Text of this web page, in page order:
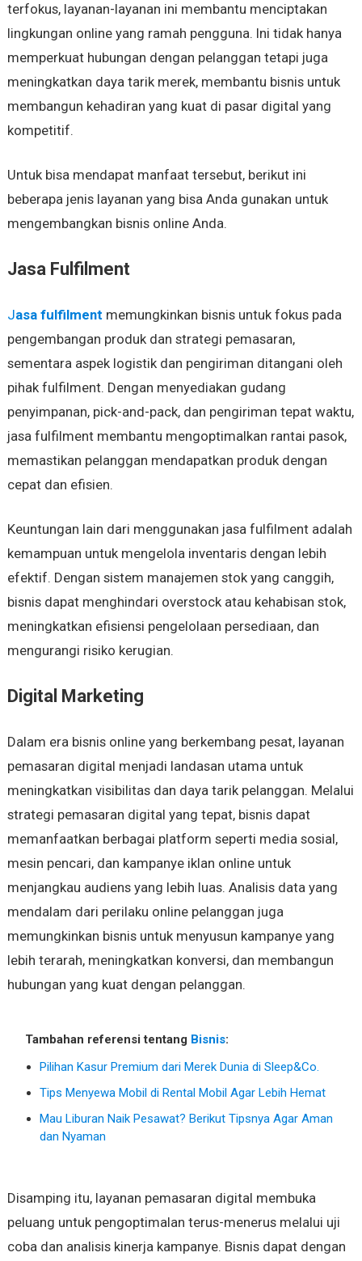
terfokus, layanan-layanan ini membantu menciptakan
lingkungan online yang ramah pengguna. Ini tidak hanya
memperkuat hubungan dengan pelanggan tetapi juga
meningkatkan daya tarik merek, membantu bisnis untuk
membangun kehadiran yang kuat di pasar digital yang
kompetitif.
Untuk bisa mendapat manfaat tersebut, berikut ini
beberapa jenis layanan yang bisa Anda gunakan untuk
mengembangkan bisnis online Anda.
Jasa Fulfilment
Jasa fulfilment memungkinkan bisnis untuk fokus pada
pengembangan produk dan strategi pemasaran,
sementara aspek logistik dan pengiriman ditangani oleh
pihak fulfilment. Dengan menyediakan gudang
penyimpanan, pick-and-pack, dan pengiriman tepat waktu,
jasa fulfilment membantu mengoptimalkan rantai pasok,
memastikan pelanggan mendapatkan produk dengan
cepat dan efisien.
Keuntungan lain dari menggunakan jasa fulfilment adalah
kemampuan untuk mengelola inventaris dengan lebih
efektif. Dengan sistem manajemen stok yang canggih,
bisnis dapat menghindari overstock atau kehabisan stok,
meningkatkan efisiensi pengelolaan persediaan, dan
mengurangi risiko kerugian.
Digital Marketing
Dalam era bisnis online yang berkembang pesat, layanan
pemasaran digital menjadi landasan utama untuk
meningkatkan visibilitas dan daya tarik pelanggan. Melalui
strategi pemasaran digital yang tepat, bisnis dapat
memanfaatkan berbagai platform seperti media sosial,
mesin pencari, dan kampanye iklan online untuk
menjangkau audiens yang lebih luas. Analisis data yang
mendalam dari perilaku online pelanggan juga
memungkinkan bisnis untuk menyusun kampanye yang
lebih terarah, meningkatkan konversi, dan membangun
hubungan yang kuat dengan pelanggan.
Tambahan referensi tentang Bisnis:
Pilihan Kasur Premium dari Merek Dunia di Sleep&Co.
Tips Menyewa Mobil di Rental Mobil Agar Lebih Hemat
Mau Liburan Naik Pesawat? Berikut Tipsnya Agar Aman
dan Nyaman
Disamping itu, layanan pemasaran digital membuka
peluang untuk pengoptimalan terus-menerus melalui uji
coba dan analisis kinerja kampanye. Bisnis dapat dengan